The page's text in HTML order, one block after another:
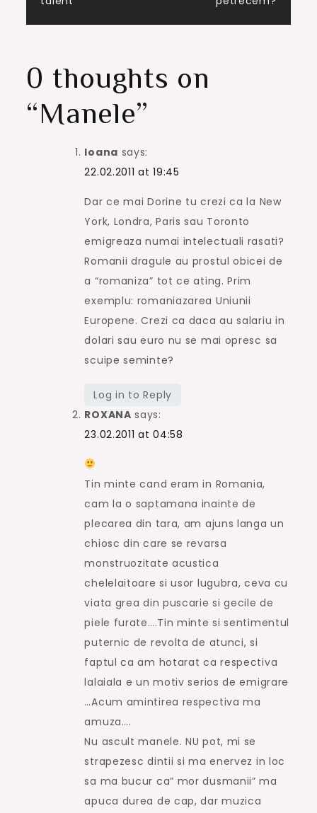
navigation
0 thoughts on
“Manele”
Ioana says:
22.02.2011 at 19:45
Dar ce mai Dorine tu crezi ca la New
York, Londra, Paris sau Toronto
emigreaza numai intelectuali rasati?
Romanii dragule au prostul obicei de
a “romaniza” tot ce ating. Prim
exemplu: romaniazarea Uniunii
Europene. Crezi ca daca au salariu in
dolari sau euro nu se mai opresc sa
scuipe seminte?
Log in to Reply
ROXANA says:
23.02.2011 at 04:58
Tin minte cand eram in Romania,
cam la o saptamana inainte de
plecarea din tara, am ajuns langa un
chiosc din care se revarsa
monstruozitate acustica
chelelaitoare si usor lugubra, ceva cu
viata grea din puscarie si gecile de
piele furate….Tin minte si sentimentul
puternic de revolta de atunci, si
faptul ca am hotarat ca respectiva
lalaiala e un motiv serios de emigrare
…Acum amintirea respectiva ma
amuza….
Nu ascult manele. NU pot, mi se
strapezesc dintii si ma enervez in loc
sa ma bucur ca” mor dusmanii” ma
apuca durea de cap, dar muzica